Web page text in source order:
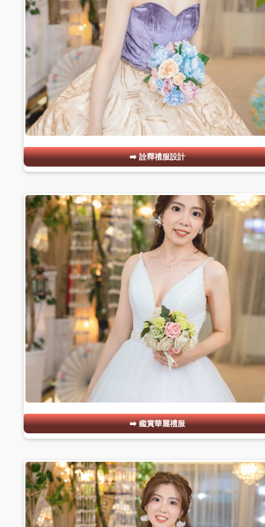
詮釋禮服設計
#08
鑑賞華麗禮服
#09